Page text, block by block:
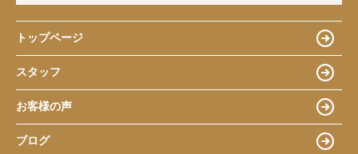
トップページ
スタッフ
お客様の声
ブログ